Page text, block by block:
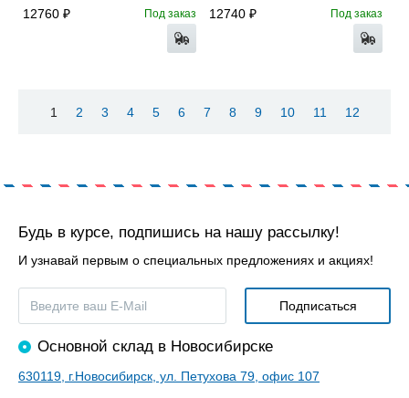
12760 Под заказ 12740 Под заказ
1 2 3 4 5 6 7 8 9 10 11 12
Будь в курсе, подпишись на нашу рассылку!
И узнавай первым о специальных предложениях и акциях!
Основной склад в Новосибирске
630119, г.Новосибирск, ул. Петухова 79, офис 107